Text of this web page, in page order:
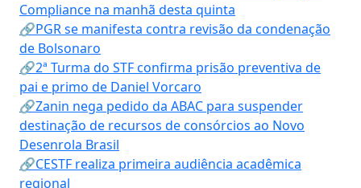
Compliance na manhã desta quinta
🔗PGR se manifesta contra revisão da condenação
de Bolsonaro
🔗2ª Turma do STF confirma prisão preventiva de
pai e primo de Daniel Vorcaro
🔗Zanin nega pedido da ABAC para suspender
destinação de recursos de consórcios ao Novo
Desenrola Brasil
🔗CESTF realiza primeira audiência acadêmica
regional